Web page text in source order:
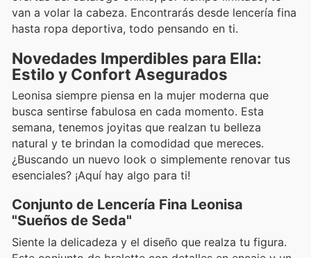
van a volar la cabeza. Encontrarás desde lencería fina
hasta ropa deportiva, todo pensando en ti.
Novedades Imperdibles para Ella:
Estilo y Confort Asegurados
Leonisa siempre piensa en la mujer moderna que
busca sentirse fabulosa en cada momento. Esta
semana, tenemos joyitas que realzan tu belleza
natural y te brindan la comodidad que mereces.
¿Buscando un nuevo look o simplemente renovar tus
esenciales? ¡Aquí hay algo para ti!
Conjunto de Lencería Fina Leonisa
"Sueños de Seda"
Siente la delicadeza y el diseño que realza tu figura.